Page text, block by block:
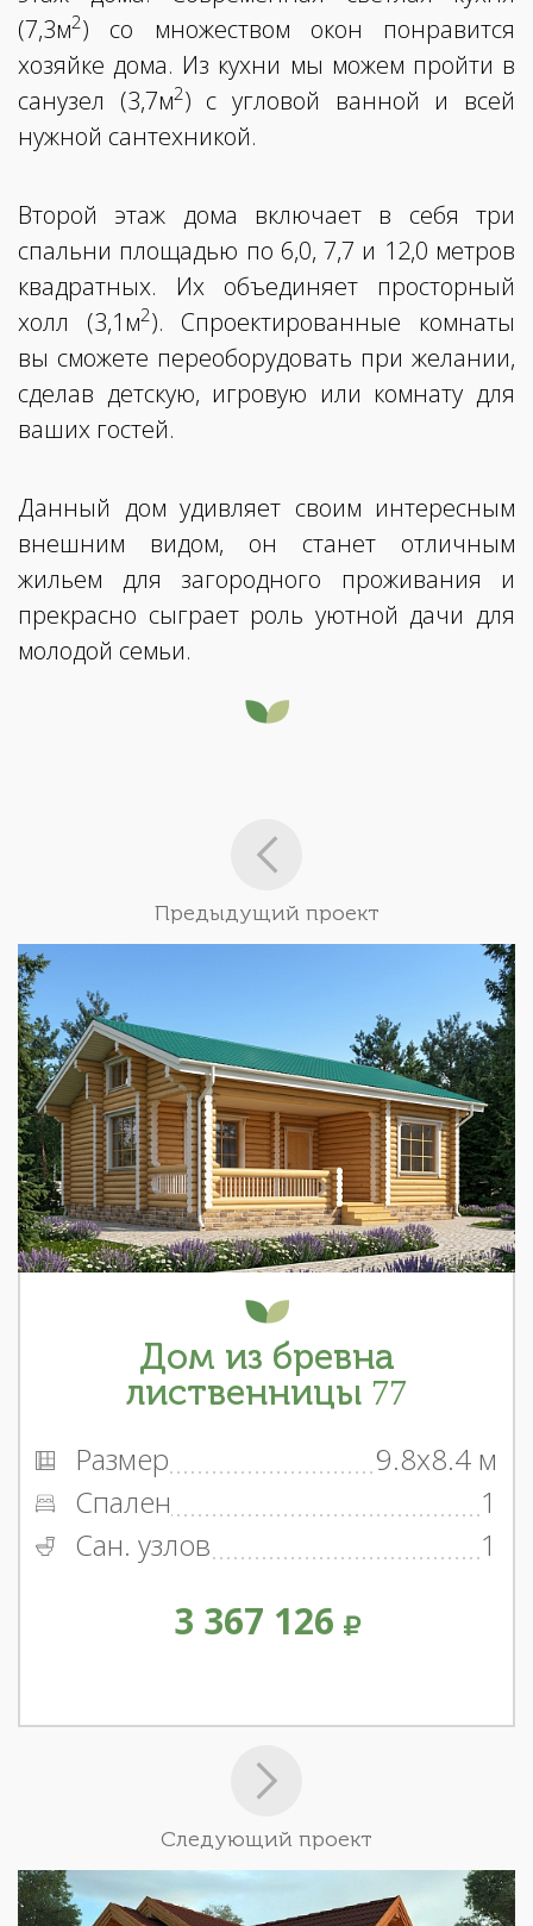
(7,3м2) со множеством окон понравится
хозяйке дома. Из кухни мы можем пройти в
санузел (3,7м2) с угловой ванной и всей
нужной сантехникой.
Второй этаж дома включает в себя три
спальни площадью по 6,0, 7,7 и 12,0 метров
квадратных. Их объединяет просторный
холл (3,1м2). Спроектированные комнаты
вы сможете переоборудовать при желании,
сделав детскую, игровую или комнату для
ваших гостей.
Данный дом удивляет своим интересным
внешним видом, он станет отличным
жильем для загородного проживания и
прекрасно сыграет роль уютной дачи для
молодой семьи.
Предыдущий проект
Дом из бревна
лиственницы 77
Размер
9.8x8.4 м
Спален
1
Сан. узлов
1
3 367 126
Следующий проект